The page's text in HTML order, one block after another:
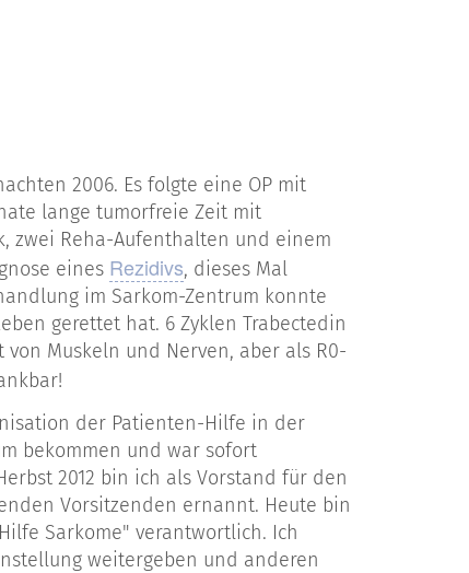
2006. Es folgte eine OP mit
lange tumorfreie Zeit mit
zwei Reha-Aufenthalten und einem
eines Rezidivs, dieses Mal
im Sarkom-Zentrum konnte
gerettet hat. 6 Zyklen Trabectedin
Muskeln und Nerven, aber als R0-
der Patienten-Hilfe in der
bekommen und war sofort
2012 bin ich als Vorstand für den
Vorsitzenden ernannt. Heute bin
Sarkome" verantwortlich. Ich
weitergeben und anderen